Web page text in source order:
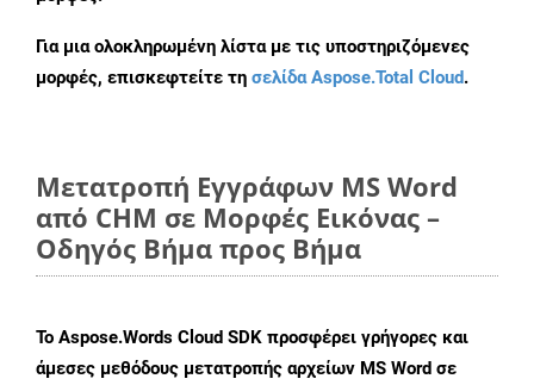
Για μια ολοκληρωμένη λίστα με τις υποστηριζόμενες
μορφές, επισκεφτείτε τη σελίδα Aspose.Total Cloud.
Μετατροπή Εγγράφων MS Word
από CHM σε Μορφές Εικόνας –
Οδηγός Βήμα προς Βήμα
Το Aspose.Words Cloud SDK προσφέρει γρήγορες και
άμεσες μεθόδους μετατροπής αρχείων MS Word σε